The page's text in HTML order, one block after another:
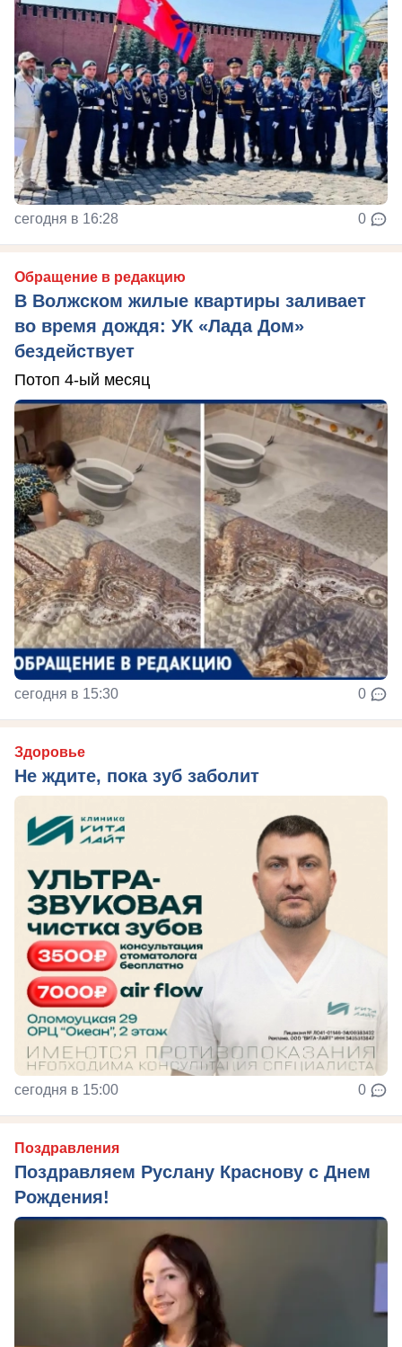
сегодня в 16:28 0
Обращение в редакцию
В Волжском жилые квартиры заливает
во время дождя: УК «Лада Дом»
бездействует
Потоп 4-ый месяц
сегодня в 15:30 0
Здоровье
Не ждите, пока зуб заболит
сегодня в 15:00 0
Поздравления
Поздравляем Руслану Краснову с Днем
Рождения!